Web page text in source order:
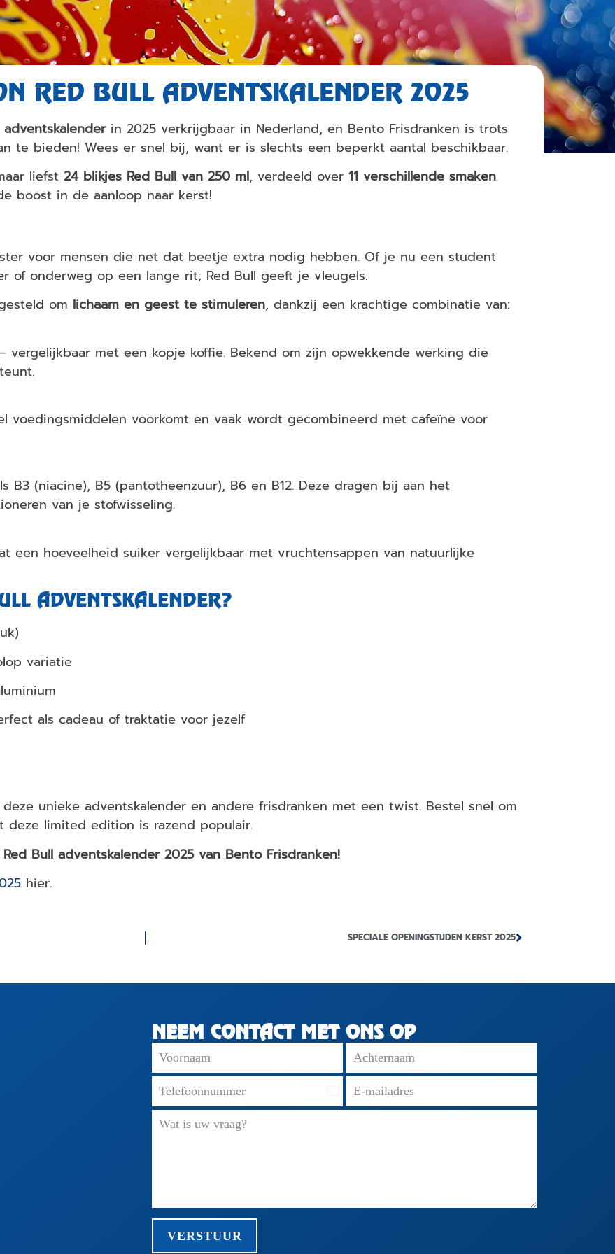
RED BULL ADVENTSKALENDER 2025
adventskalenderin 2025 verkrijgbaar in Nederland, en Bento Frisdranken is trots
te bieden! Wees er snel bij, want er is slechts een beperkt aantal beschikbaar.
liefst 24 blikjes Red Bull van 250 ml, verdeeld over 11 verschillende smaken.
boost in de aanloop naar kerst!
voor mensen die net dat beetje extra nodig hebben. Of je nu een student
of onderweg op een lange rit; Red Bull geeft je vleugels.
om lichaam en geest te stimuleren, dankzij een krachtige combinatie van:
vergelijkbaar met een kopje koffie. Bekend om zijn opwekkende werking die
voedingsmiddelen voorkomt en vaak wordt gecombineerd met cafeïne voor
B3 (niacine), B5 (pantotheenzuur), B6 en B12. Deze dragen bij aan het
van je stofwisseling.
een hoeveelheid suiker vergelijkbaar met vruchtensappen van natuurlijke
ADVENTSKALENDER?
variatie
als cadeau of traktatie voor jezelf
unieke adventskalender en andere frisdranken met een twist. Bestel snel om
deze limited edition is razend populair.
Bull adventskalender 2025 van Bento Frisdranken!
hier.
SPECIALE OPENINGSTIJDEN KERST 2025
NEEM CONTACT MET ONS OP
Netherlands
+31
VERSTUUR